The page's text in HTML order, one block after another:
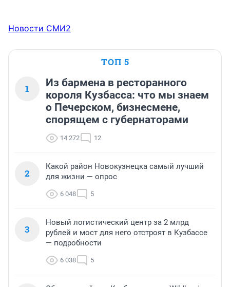
Новости СМИ2
ТОП 5
1
Из бармена в ресторанного
короля Кузбасса: что мы знаем
о Печерском, бизнесмене,
спорящем с губернаторами
14 272 12
2
Какой район Новокузнецка самый лучший
для жизни — опрос
6 048 5
3
Новый логистический центр за 2 млрд
рублей и мост для него отстроят в Кузбассе
— подробности
6 038 5